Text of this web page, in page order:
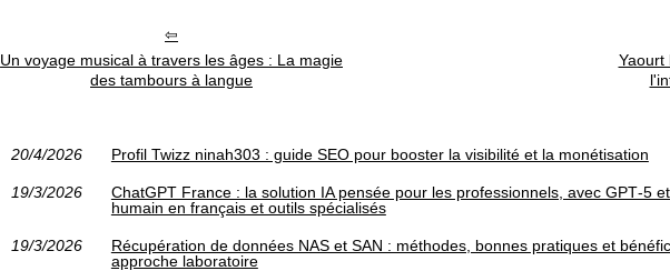
Un voyage musical à travers les âges : La magie
des tambours à langue
Yaourt
20/4/2026 Profil Twizz ninah303 : guide SEO pour booster la visibilité et la monétisation
19/3/2026
ChatGPT France : la solution IA pensée pour les professionnels, avec GPT‑5
humain en français et outils spécialisés
19/3/2026
Récupération de données NAS et SAN : méthodes, bonnes pratiques et
approche laboratoire